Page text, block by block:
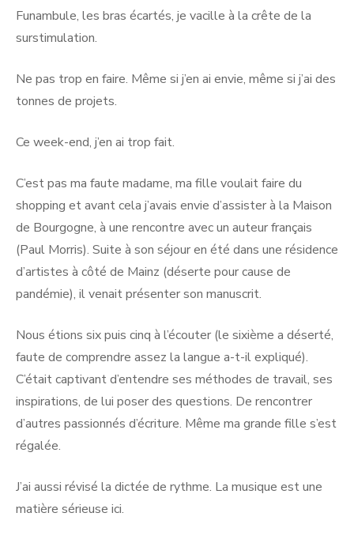
Funambule, les bras écartés, je vacille à la crête de la
surstimulation.
Ne pas trop en faire. Même si j’en ai envie, même si j’ai des
tonnes de projets.
Ce week-end, j’en ai trop fait.
C’est pas ma faute madame, ma fille voulait faire du
shopping et avant cela j’avais envie d’assister à la Maison
de Bourgogne, à une rencontre avec un auteur français
(Paul Morris). Suite à son séjour en été dans une résidence
d’artistes à côté de Mainz (déserte pour cause de
pandémie), il venait présenter son manuscrit.
Nous étions six puis cinq à l’écouter (le sixième a déserté,
faute de comprendre assez la langue a-t-il expliqué).
C’était captivant d’entendre ses méthodes de travail, ses
inspirations, de lui poser des questions. De rencontrer
d’autres passionnés d’écriture. Même ma grande fille s’est
régalée.
J’ai aussi révisé la dictée de rythme. La musique est une
matière sérieuse ici.